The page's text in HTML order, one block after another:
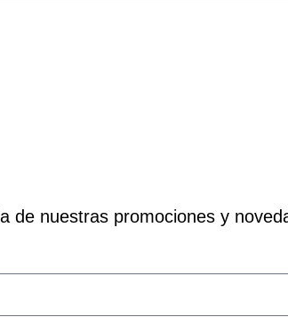
nuestras promociones y